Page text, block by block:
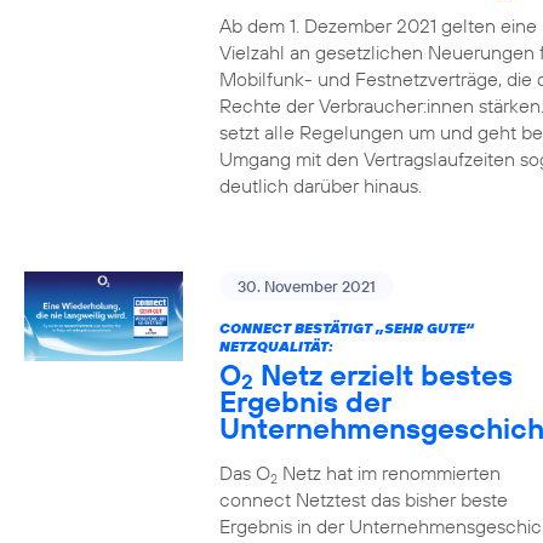
Ab dem 1. Dezember 2021 gelten eine
Vielzahl an gesetzlichen Neuerungen
Mobilfunk- und Festnetzverträge, die
Rechte der Verbraucher:innen
setzt alle Regelungen um und geht
Umgang mit den Vertragslaufzeiten
deutlich darüber hinaus.
30. November 2021
CONNECT BESTÄTIGT „SEHR GUTE“
NETZQUALITÄT:
O2 Netz erzielt bestes
Ergebnis der
Das O2Netz hat im renommierten
connect Netztest das bisher beste
Ergebnis in der